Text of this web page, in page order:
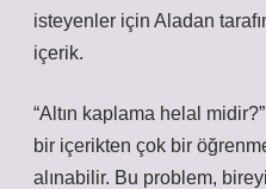
isteyenler için Aladan
içerik.
“Altın kaplama helal
bir içerikten çok bir
alınabilir. Bu problem,